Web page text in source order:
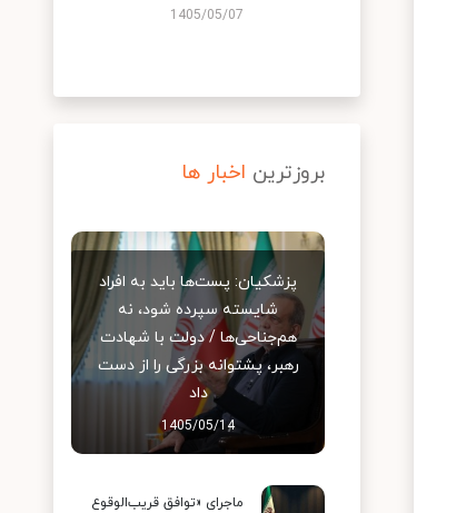
1405/05/07
بروزترین اخبار ها
پزشکیان: پست‌ها باید به افراد
شایسته سپرده شود، نه
هم‌جناحی‌ها / دولت با شهادت
رهبر، پشتوانه بزرگی را از دست
داد
1405/05/14
ماجرای «توافق قریب‌الوقوع